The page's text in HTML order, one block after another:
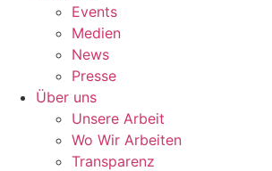
Events
Medien
News
Presse
Über uns
Unsere Arbeit
Wo Wir Arbeiten
Transparenz